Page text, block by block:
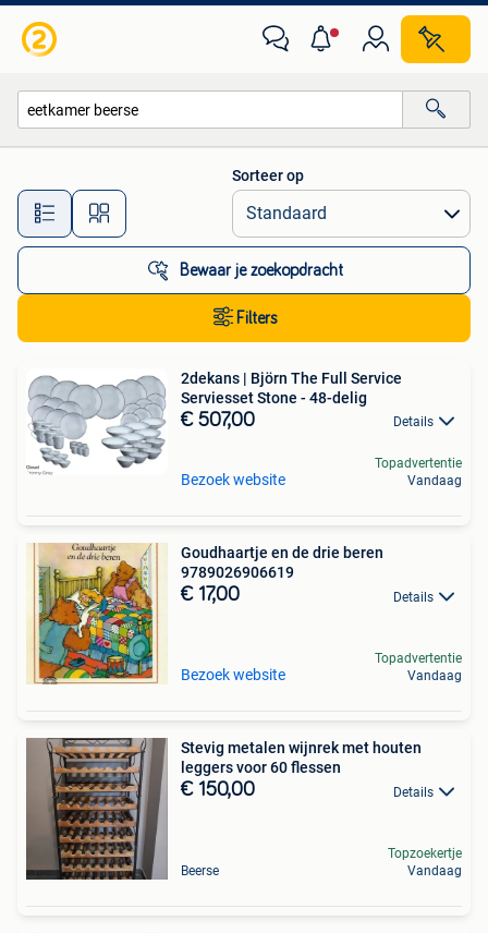
Alle afstanden…
Sorteer op
Bewaar je zoekopdracht
Filters
2dekans | Björn The Full Service
Serviesset Stone - 48-delig
€ 507,00 Details
Bezoek website
Topadvertentie
Vandaag
Goudhaartje en de drie beren
9789026906619
€ 17,00 Details
Bezoek website
Topadvertentie
Vandaag
Stevig metalen wijnrek met houten
leggers voor 60 flessen
€ 150,00 Details
Beerse
Topzoekertje
Vandaag